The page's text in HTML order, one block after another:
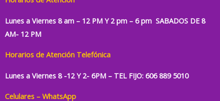
Lunes a Viernes 8 am – 12 PM Y 2 pm – 6 pm SABADOS DE 8
AM- 12 PM
Horarios de Atención Telefónica
Lunes a Viernes 8 -12 Y 2- 6PM – TEL FIJO: 606 889 5010
Celulares – WhatsApp